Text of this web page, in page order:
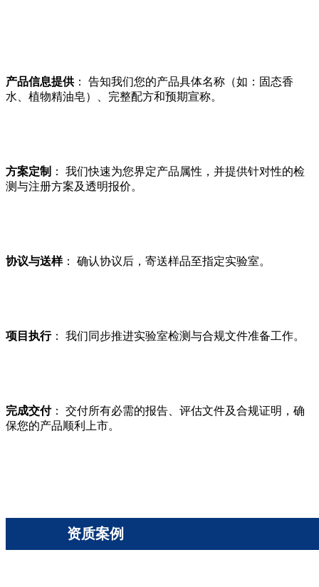
产品信息提供： 告知我们您的产品具体名称（如：固态香
水、植物精油皂）、完整配方和预期宣称。
方案定制 ： 我们快速为您界定产品属性，并提供针对性的检
测与注册方案及透明报价。
协议与送样： 确认协议后，寄送样品至指定实验室。
项目执行： 我们同步推进实验室检测与合规文件准备工作。
完成交付： 交付所有必需的报告、评估文件及合规证明，确
保您的产品顺利上市。
资质案例